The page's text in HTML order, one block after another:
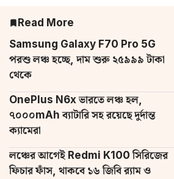
Read More
Samsung Galaxy F70 Pro 5G
পরশু লঞ্চ হচ্ছে, দাম শুরু ২৫৯৯৯ টাকা
থেকে
OnePlus N6x ভারতে লঞ্চ হল,
৭০০০mAh ব্যাটারি সহ রয়েছে দুর্দান্ত
ক্যামেরা
লঞ্চের আগেই Redmi K100 সিরিজের
ফিচার ফাঁস, থাকবে ১৬ জিবি র‌্যাম ও